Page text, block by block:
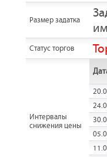
Размер задатка
Статус торгов
Интервалы
снижения цены